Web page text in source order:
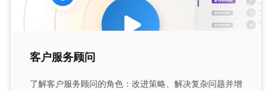
客户服务顾问
了解客户服务顾问的角色：改进策略、解决复杂问题并增